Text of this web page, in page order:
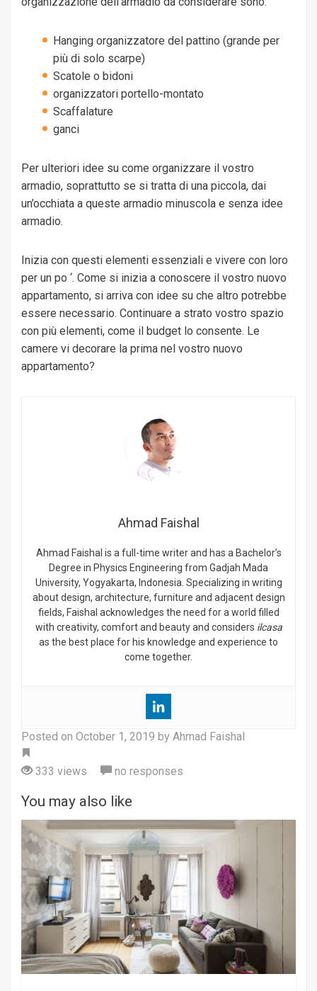
Hanging organizzatore del pattino (grande per
più di solo scarpe)
Scatole o bidoni
organizzatori portello-montato
Scaffalature
ganci
Per ulteriori idee su come organizzare il vostro
armadio, soprattutto se si tratta di una piccola, dai
un’occhiata a queste armadio minuscola e senza idee
armadio.
Inizia con questi elementi essenziali e vivere con loro
per un po ‘. Come si inizia a conoscere il vostro nuovo
appartamento, si arriva con idee su che altro potrebbe
essere necessario. Continuare a strato vostro spazio
con più elementi, come il budget lo consente. Le
camere vi decorare la prima nel vostro nuovo
appartamento?
Ahmad Faishal
Ahmad Faishal is a full-time writer and has a Bachelor’s
Degree in Physics Engineering from Gadjah Mada
University, Yogyakarta, Indonesia. Specializing in writing
about design, architecture, furniture and adjacent design
fields, Faishal acknowledges the need for a world filled
with creativity, comfort and beauty and considers ilcasa
as the best place for his knowledge and experience to
come together.
Posted on October 1, 2019 by Ahmad Faishal
333 views
no responses
You may also like